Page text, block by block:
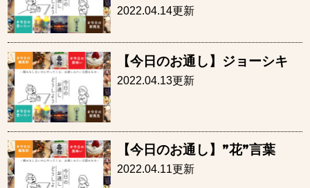
2022.04.14更新
【今日のお通し】ジョーシキ
2022.04.13更新
【今日のお通し】”花”言葉
2022.04.11更新